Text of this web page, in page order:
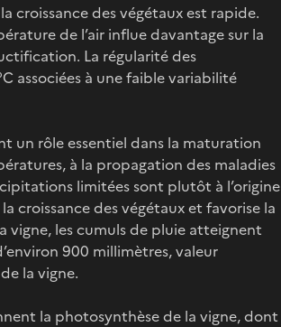
croissance des végétaux est rapide.
de l’air influe davantage sur la
La régularité des
associées à une faible variabilité
un rôle essentiel dans la maturation
à la propagation des maladies
limitées sont plutôt à l’origine
croissance des végétaux et favorise la
les cumuls de pluie atteignent
900 millimètres, valeur
la vigne.
la photosynthèse de la vigne, dont